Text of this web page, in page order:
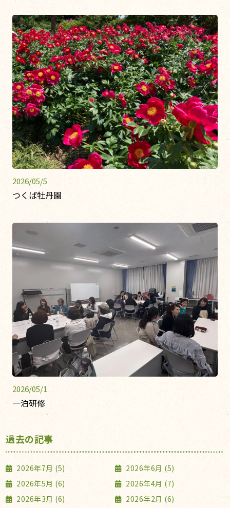
2026/05/5
つくば牡丹園
2026/05/1
一泊研修
過去の記事
2026年7月 (5)
2026年6月 (5)
2026年5月 (6)
2026年4月 (7)
2026年3月 (6)
2026年2月 (6)